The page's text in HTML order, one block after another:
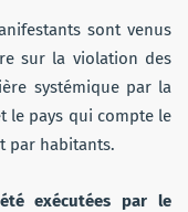
sont venus
sur la violation des
systémique par la
le pays qui compte le
par habitants.
exécutées par le